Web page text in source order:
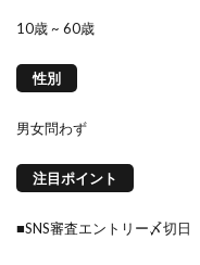
10歳 ~ 60歳
性別
男女問わず
注目ポイント
■SNS審査エントリー〆切日